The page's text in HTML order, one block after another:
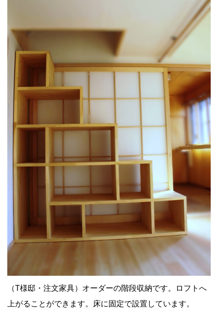
（T様邸・注文家具）オーダーの階段収納です。ロフトへ
上がることができます。床に固定で設置しています。